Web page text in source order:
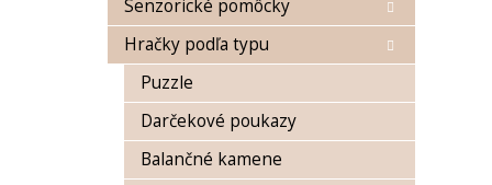
Senzorické pomôcky
Hračky podľa typu
Puzzle
Darčekové poukazy
Balančné kamene